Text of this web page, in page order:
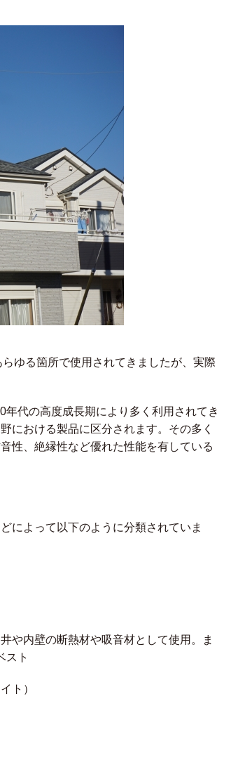
ゆる箇所で使用されてきましたが、実際
年代の高度成長期により多く利用されてき
における製品に区分されます。その多く
性、絶縁性など優れた性能を有している
によって以下のように分類されていま
や内壁の断熱材や吸音材として使用。ま
スト
ト）